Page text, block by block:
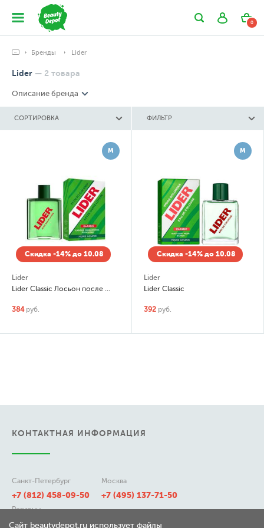
0
Бренды Lider
Lider — 2 товара
Описание бренда
СОРТИРОВКА ФИЛЬТР
М
Скидка -14% до 10.08
Lider
Lider Classic Лосьон после бритья
384 руб.
М
Скидка -14% до 10.08
Lider
Lider Classic
392 руб.
КОНТАКТНАЯ ИНФОРМАЦИЯ
Санкт-Петербург
+7 (812) 458-09-50
Москва
+7 (495) 137-71-50
Регионы
8 (800) 511-21-50
Сайт beautydepot.ru использует файлы